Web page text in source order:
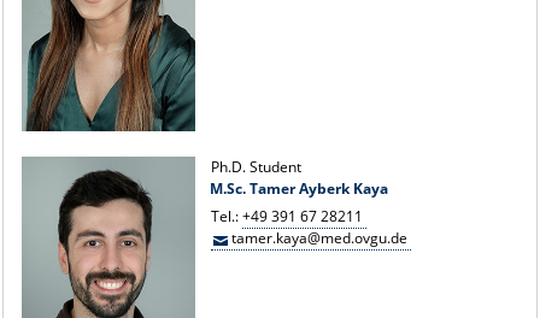
Ph.D. Student
M.Sc. Tamer Ayberk Kaya
Tel.:+49 391 67 28211
tamer.kaya@med.ovgu.de